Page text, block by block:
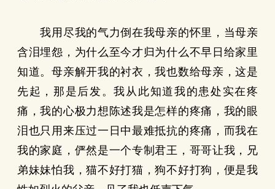
我用尽我的气力倒在我母亲的怀里，当母亲
含泪埋怨，为什么至今才归为什么不早日给家里
知道。母亲解开我的衬衣，我也数给母亲，这是
先起，那是后发。我从此知道我的患处实在疼
痛，我的心极力想陈述我是怎样的疼痛，我的眼
泪也只用来压过一日中最难抵抗的疼痛，而我在
我的家庭，俨然是一个专制君王，哥哥让我，兄
弟妹妹怕我，猫不好打猫，狗不好打狗，便是我